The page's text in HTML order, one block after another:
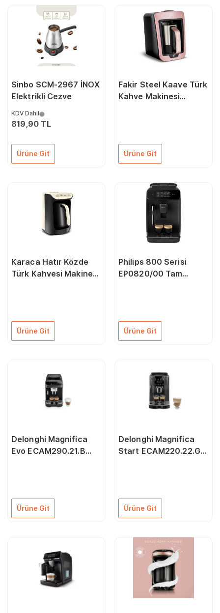
Sinbo SCM-2967 İNOX
Elektrikli Cezve
KDV Dahil
819,90 TL
Ürüne Git
Fakir Steel Kaave Türk
Kahve Makinesi
Ürüne Git
Karaca Hatır Közde
Türk Kahvesi Makinesi
Ürüne Git
Philips 800 Serisi
EP0820/00 Tam
Ürüne Git
Delonghi Magnifica
Evo ECAM290.21.B
Ürüne Git
Delonghi Magnifica
Start ECAM220.22.GB
Ürüne Git